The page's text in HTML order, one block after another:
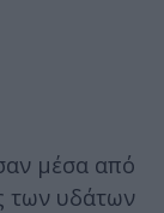
μέσα από
των υδάτων